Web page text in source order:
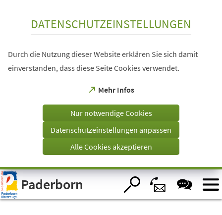
Visuelle
Assistenzsoftware
öffnen.
DATENSCHUTZEINSTELLUNGEN
Durch die Nutzung dieser Website erklären Sie sich damit
einverstanden, dass diese Seite Cookies verwendet.
Mehr Infos
(Öffnet
einem
Tab)
Nur notwendige Cookies
Datenschutzeinstellungen anpassen
Alle Cookies akzeptieren
Paderborn